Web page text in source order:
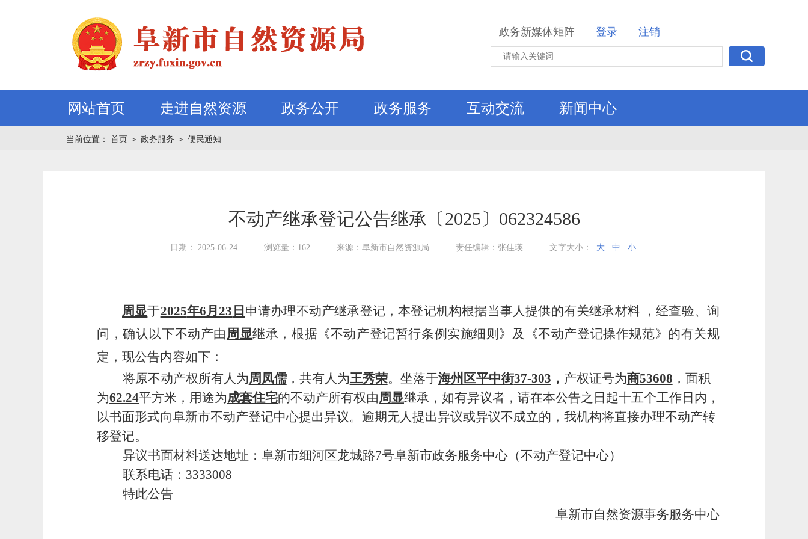
政务新媒体矩阵 | 登录 | 注销
网站首页 走进自然资源 政务公开 政务服务 互动交流 新闻中心
当前位置： 首页 ＞ 政务服务 ＞ 便民通知
不动产继承登记公告继承〔2025〕062324586
日期： 2025-06-24 浏览量：162 来源：阜新市自然资源局 责任编辑：张佳瑛 文字大小： 大 中 小
周显于2025年6月23 日 申请办理不动产继承登记，本登记机构根据当事人提供的有关继承材料 ，经查验、询
问，确认以下不动产由周显继承，根据《不动产登记暂行条例实施细则》及《不动产登记操作规范》的有关规
定，现公告内容如下：
将原不动产权所有人为周凤儒，共有人为王秀荣。坐落于海州区平中街37-303 ， 产权证号为商53608 ，面积
为62.24平方米，用途为成套住宅的不动产所有权由周显继承，如有异议者，请在本公告之日起十五个工作日内，
以书面形式向阜新市不动产登记中心提出异议。逾期无人提出异议或异议不成立的，我机构将直接办理不动产转
移登记。
异议书面材料送达地址：阜新市细河区龙城路7号阜新市政务服务中心（不动产登记中心）
联系电话： 3333008
特此公告
阜新市自然资源事务服务中心